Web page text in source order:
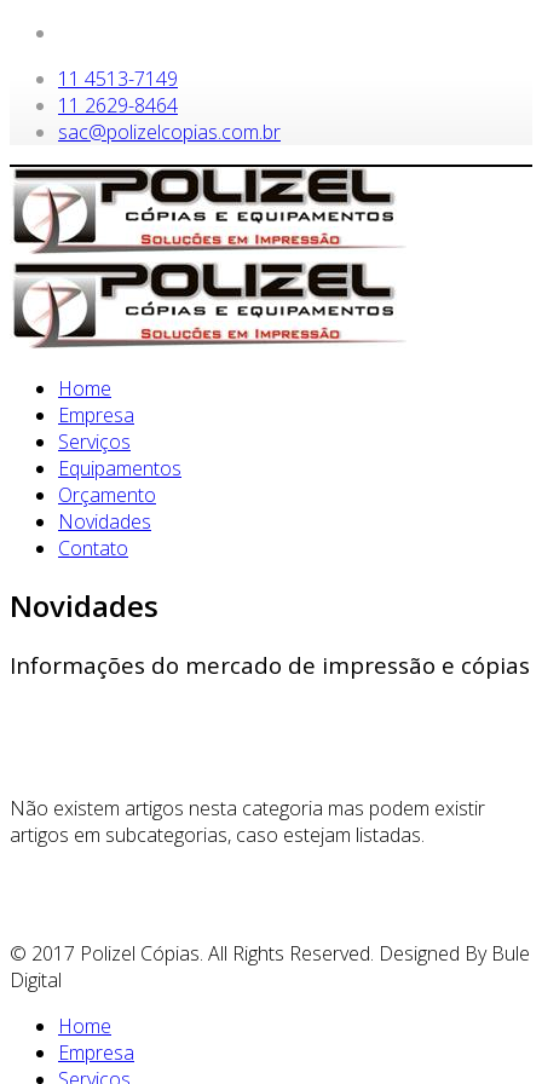
11 4513-7149
11 2629-8464
sac@polizelcopias.com.br
Home
Empresa
Serviços
Equipamentos
Orçamento
Novidades
Contato
Novidades
Informações do mercado de impressão e cópias
Não existem artigos nesta categoria mas podem existir
artigos em subcategorias, caso estejam listadas.
© 2017 Polizel Cópias. All Rights Reserved. Designed By Bule
Digital
Home
Empresa
Serviços